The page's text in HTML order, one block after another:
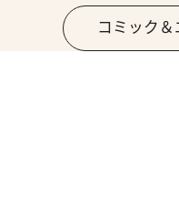
コミック